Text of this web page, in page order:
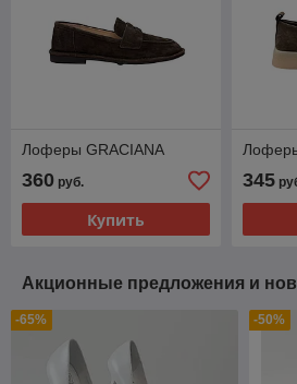
Лоферы GRACIANA
360 руб.
Купить
345
Акционные предложения и
-65% -50%